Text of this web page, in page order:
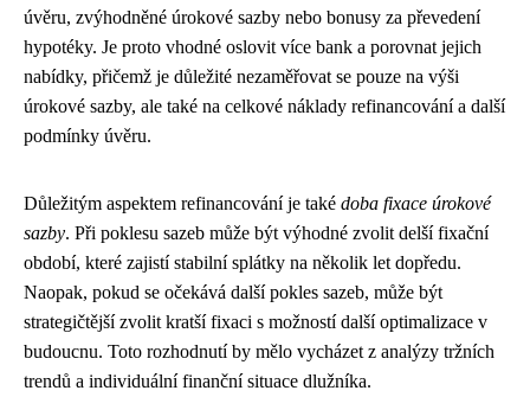
úvěru, zvýhodněné úrokové sazby nebo bonusy za převedení
hypotéky. Je proto vhodné oslovit více bank a porovnat jejich
nabídky, přičemž je důležité nezaměřovat se pouze na výši
úrokové sazby, ale také na celkové náklady refinancování a další
podmínky úvěru.
Důležitým aspektem refinancování je také doba fixace úrokové
sazby. Při poklesu sazeb může být výhodné zvolit delší fixační
období, které zajistí stabilní splátky na několik let dopředu.
Naopak, pokud se očekává další pokles sazeb, může být
strategičtější zvolit kratší fixaci s možností další optimalizace v
budoucnu. Toto rozhodnutí by mělo vycházet z analýzy tržních
trendů a individuální finanční situace dlužníka.